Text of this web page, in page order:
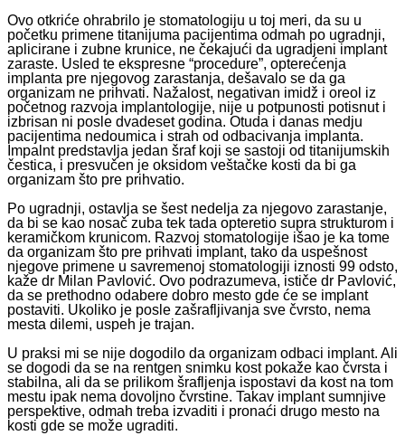
Ovo otkriće ohrabrilo je stomatologiju u toj meri, da su u
početku primene titanijuma pacijentima odmah po ugradnji,
aplicirane i zubne krunice, ne čekajući da ugradjeni implant
zaraste. Usled te ekspresne “procedure”, opterećenja
implanta pre njegovog zarastanja, dešavalo se da ga
organizam ne prihvati. Nažalost, negativan imidž i oreol iz
početnog razvoja implantologije, nije u potpunosti potisnut i
izbrisan ni posle dvadeset godina. Otuda i danas medju
pacijentima nedoumica i strah od odbacivanja implanta.
Impalnt predstavlja jedan šraf koji se sastoji od titanijumskih
čestica, i presvučen je oksidom veštačke kosti da bi ga
organizam što pre prihvatio.
Po ugradnji, ostavlja se šest nedelja za njegovo zarastanje,
da bi se kao nosač zuba tek tada opteretio supra strukturom i
keramičkom krunicom. Razvoj stomatologije išao je ka tome
da organizam što pre prihvati implant, tako da uspešnost
njegove primene u savremenoj stomatologiji iznosti 99 odsto,
kaže dr Milan Pavlović. Ovo podrazumeva, ističe dr Pavlović,
da se prethodno odabere dobro mesto gde će se implant
postaviti. Ukoliko je posle zašrafljivanja sve čvrsto, nema
mesta dilemi, uspeh je trajan.
U praksi mi se nije dogodilo da organizam odbaci implant. Ali
se dogodi da se na rentgen snimku kost pokaže kao čvrsta i
stabilna, ali da se prilikom šrafljenja ispostavi da kost na tom
mestu ipak nema dovoljno čvrstine. Takav implant sumnjive
perspektive, odmah treba izvaditi i pronaći drugo mesto na
kosti gde se može ugraditi.